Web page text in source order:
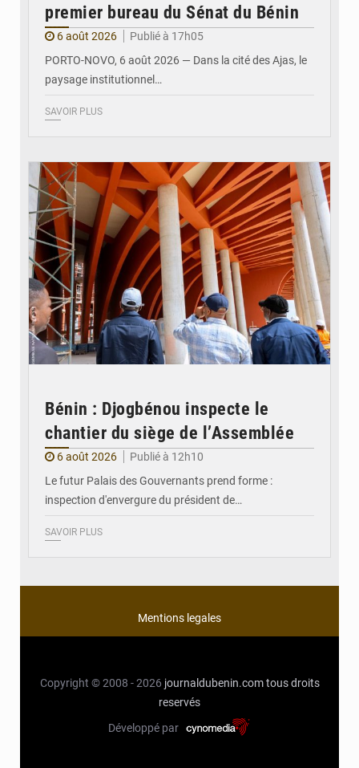
premier bureau du Sénat du Bénin
6 août 2026
Publié à 17h05
PORTO-NOVO, 6 août 2026 — Dans la cité des Ajas, le
paysage institutionnel…
SAVOIR PLUS
Bénin : Djogbénou inspecte le
chantier du siège de l’Assemblée
6 août 2026
Publié à 12h10
Le futur Palais des Gouvernants prend forme :
inspection d'envergure du président de…
SAVOIR PLUS
Mentions legales
Copyright © 2008 - 2026 journaldubenin.com tous droits
reservés
Développé par